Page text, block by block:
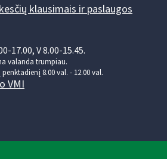
klausimais ir paslaugos
17.00, V 8.00-15.45.
valanda trumpiau.
8.00 val. - 12.00 val.
VMI